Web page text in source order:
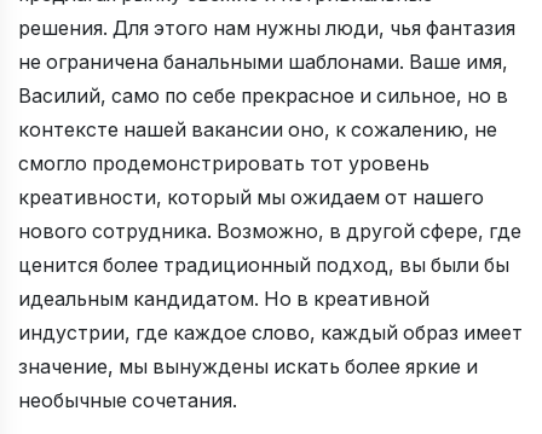
решения. Для этого нам нужны люди, чья фантазия
не ограничена банальными шаблонами. Ваше имя,
Василий, само по себе прекрасное и сильное, но в
контексте нашей вакансии оно, к сожалению, не
смогло продемонстрировать тот уровень
креативности, который мы ожидаем от нашего
нового сотрудника. Возможно, в другой сфере, где
ценится более традиционный подход, вы были бы
идеальным кандидатом. Но в креативной
индустрии, где каждое слово, каждый образ имеет
значение, мы вынуждены искать более яркие и
необычные сочетания.